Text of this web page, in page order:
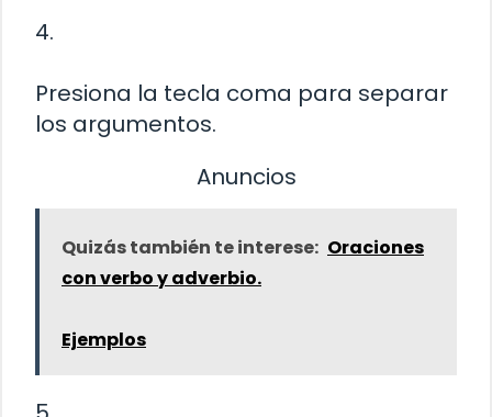
4.
Presiona la tecla coma para separar
los argumentos.
Anuncios
Quizás también te interese: Oraciones
con verbo y adverbio.
Ejemplos